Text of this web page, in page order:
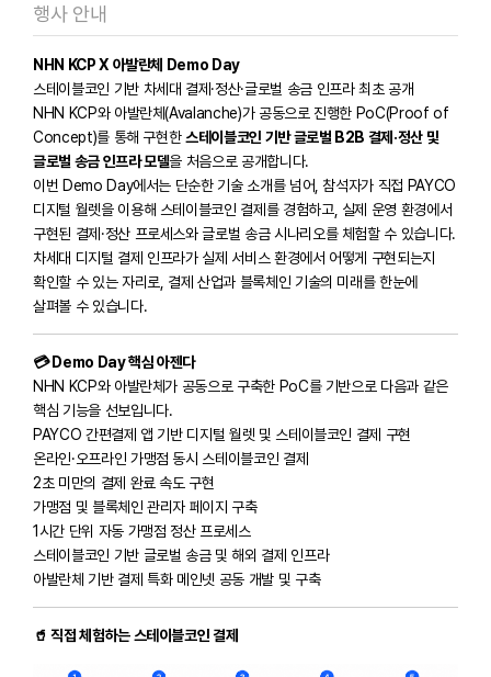
행사 안내
NHN KCP X 아발란체 Demo Day
스테이블코인 기반 차세대 결제·정산·글로벌 송금 인프라 최초 공개
NHN KCP와 아발란체(Avalanche)가 공동으로 진행한 PoC(Proof of
Concept)를 통해 구현한스테이블코인 기반 글로벌 B2B 결제·정산 및
글로벌 송금 인프라 모델을 처음으로 공개합니다.
이번 Demo Day에서는 단순한 기술 소개를 넘어, 참석자가 직접 PAYCO
디지털 월렛을 이용해 스테이블코인 결제를 경험하고, 실제 운영 환경에서
구현된 결제·정산 프로세스와 글로벌 송금 시나리오를 체험할 수 있습니다.
차세대 디지털 결제 인프라가 실제 서비스 환경에서 어떻게 구현되는지
확인할 수 있는 자리로, 결제 산업과 블록체인 기술의 미래를 한눈에
살펴볼 수 있습니다.
​💳 Demo Day 핵심 아젠다
NHN KCP와 아발란체가 공동으로 구축한 PoC를 기반으로 다음과 같은
핵심 기능을 선보입니다.
PAYCO 간편결제 앱 기반 디지털 월렛 및 스테이블코인 결제 구현
온라인·오프라인 가맹점 동시 스테이블코인 결제
2초 미만의 결제 완료 속도 구현
가맹점 및 블록체인 관리자 페이지 구축
1시간 단위 자동 가맹점 정산 프로세스
스테이블코인 기반 글로벌 송금 및 해외 결제 인프라
아발란체 기반 결제 특화 메인넷 공동 개발 및 구축
​🥤 직접 체험하는 스테이블코인 결제